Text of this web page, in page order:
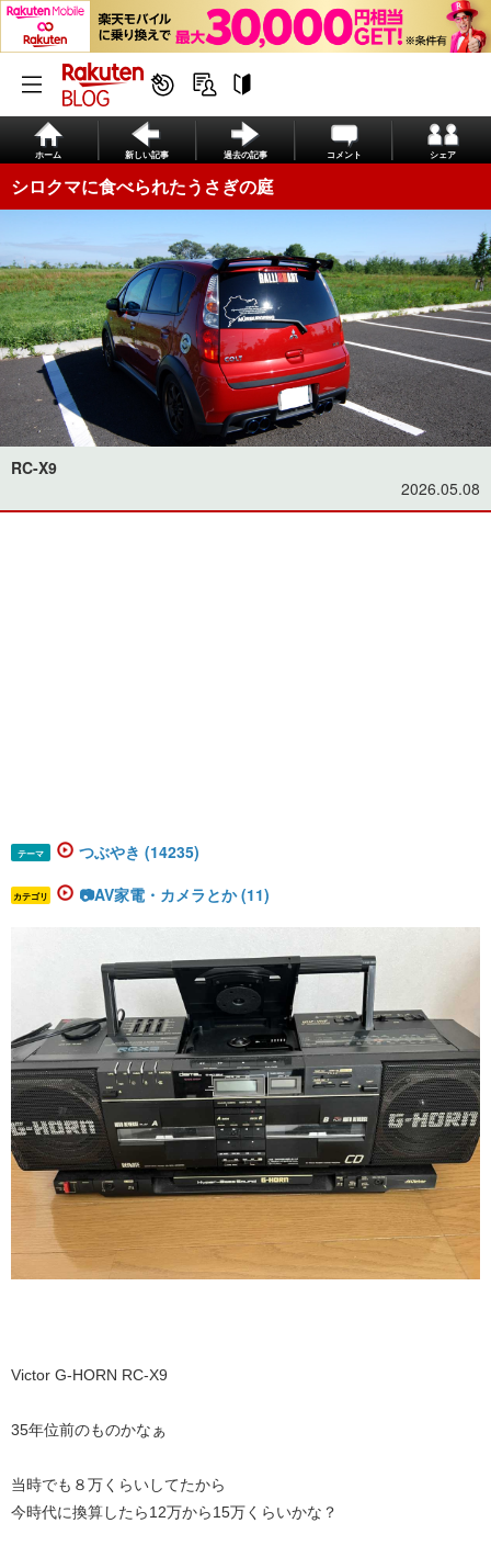
ホーム 新しい記事 過去の記事 コメント シェア
シロクマに食べられたうさぎの庭
RC-X9
2026.05.08
テーマ つぶやき (14235)
カテゴリ 📷AV家電・カメラとか (11)
Victor G-HORN RC-X9
35年位前のものかなぁ
当時でも８万くらいしてたから
今時代に換算したら12万から15万くらいかな？